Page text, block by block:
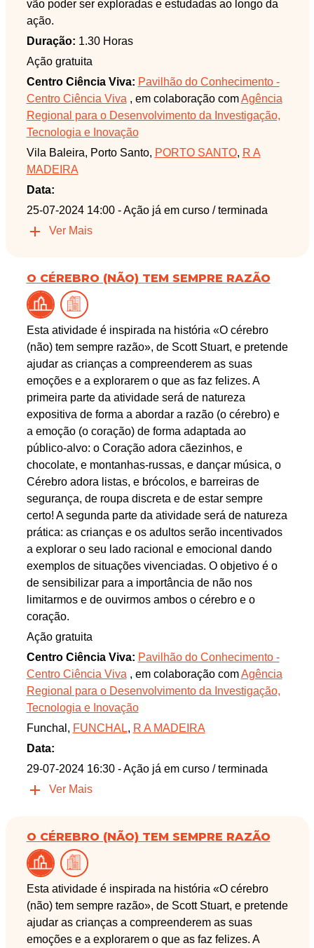
vão poder ser exploradas e estudadas ao longo da
ação.
Duração: 1.30 Horas
Ação gratuita
Centro Ciência Viva: Pavilhão do Conhecimento -
Centro Ciência Viva , em colaboração comAgência
Regional para o Desenvolvimento da Investigação,
Tecnologia e Inovação
Vila Baleira, Porto Santo, PORTO SANTO, R A
MADEIRA
Data:
25-07-2024 14:00 - Ação já em curso / terminada
Ver Mais
O CÉREBRO (NÃO) TEM SEMPRE RAZÃO
Esta atividade é inspirada na história «O cérebro
(não) tem sempre razão», de Scott Stuart, e pretende
ajudar as crianças a compreenderem as suas
emoções e a explorarem o que as faz felizes. A
primeira parte da atividade será de natureza
expositiva de forma a abordar a razão (o cérebro) e
a emoção (o coração) de forma adaptada ao
público-alvo: o Coração adora cãezinhos, e
chocolate, e montanhas-russas, e dançar música, o
Cérebro adora listas, e brócolos, e barreiras de
segurança, de roupa discreta e de estar sempre
certo! A segunda parte da atividade será de natureza
prática: as crianças e os adultos serão incentivados
a explorar o seu lado racional e emocional dando
exemplos de situações vivenciadas. O objetivo é o
de sensibilizar para a importância de não nos
limitarmos e de ouvirmos ambos o cérebro e o
coração.
Ação gratuita
Centro Ciência Viva: Pavilhão do Conhecimento -
Centro Ciência Viva , em colaboração comAgência
Regional para o Desenvolvimento da Investigação,
Tecnologia e Inovação
Funchal, FUNCHAL, R A MADEIRA
Data:
29-07-2024 16:30 - Ação já em curso / terminada
Ver Mais
O CÉREBRO (NÃO) TEM SEMPRE RAZÃO
Esta atividade é inspirada na história «O cérebro
(não) tem sempre razão», de Scott Stuart, e pretende
ajudar as crianças a compreenderem as suas
emoções e a explorarem o que as faz felizes. A